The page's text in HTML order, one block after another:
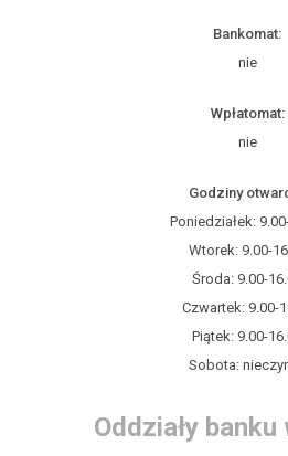
Bankomat:
nie
Wpłatomat:
nie
Godziny
Poniedziałek:
Wtorek: 9.00-
Środa: 9.00-
Czwartek: 9.00-
Piątek: 9.00-
Sobota:
Oddziały banku